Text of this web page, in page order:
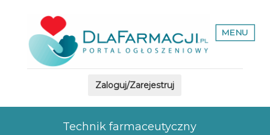
MENU
Zaloguj/Zarejestruj
Technik farmaceutyczny